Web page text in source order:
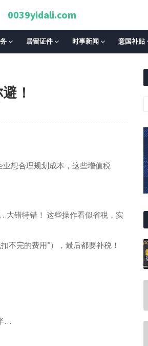
0039yidali.com
居留证件 时事新闻 意国补贴
！
业想合理规划成本，这些增值税
大错特错！ 这些操作看似省税，实
不完的费用”），最后都要补税！
…